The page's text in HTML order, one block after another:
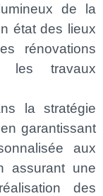
de la
état des lieux
rénovations
les travaux
la stratégie
garantissant
aux
assurant une
des